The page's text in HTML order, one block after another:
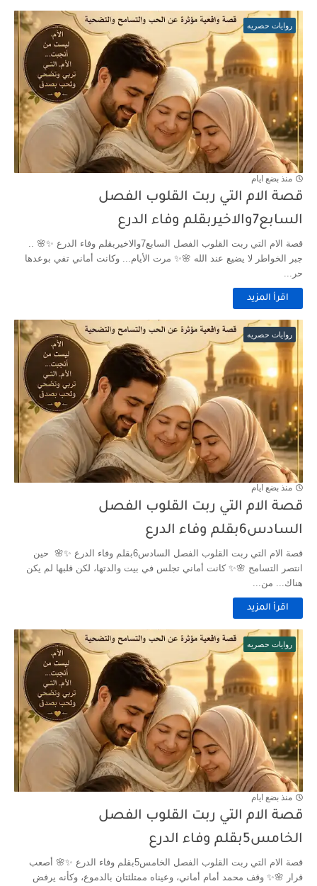
روايات حصريه
منذ بضع ايام
قصة الام التي ربت القلوب الفصل
السابع7والاخيربقلم وفاء الدرع
قصة الام التي ربت القلوب الفصل السابع7والاخيربقلم وفاء الدرع ✨🌸 ..
جبر الخواطر لا يضيع عند الله 🌸✨ مرت الأيام... وكانت أماني تفي بوعدها
حر...
اقرأ المزيد
روايات حصريه
منذ بضع ايام
قصة الام التي ربت القلوب الفصل
السادس6بقلم وفاء الدرع
قصة الام التي ربت القلوب الفصل السادس6بقلم وفاء الدرع ✨🌸 حين
انتصر التسامح 🌸✨ كانت أماني تجلس في بيت والدتها، لكن قلبها لم يكن
هناك... من...
اقرأ المزيد
روايات حصريه
منذ بضع ايام
قصة الام التي ربت القلوب الفصل
الخامس5بقلم وفاء الدرع
قصة الام التي ربت القلوب الفصل الخامس5بقلم وفاء الدرع ✨🌸 أصعب
قرار 🌸✨ وقف محمد أمام أماني، وعيناه ممتلئتان بالدموع، وكأنه يرفض